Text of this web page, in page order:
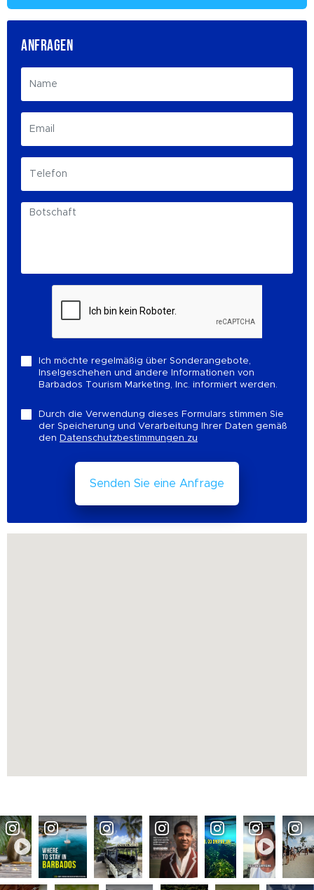
ANFRAGEN
Ich möchte regelmäßig über Sonderangebote,
Inselgeschehen und andere Informationen von
Barbados Tourism Marketing, Inc. informiert werden.
Durch die Verwendung dieses Formulars stimmen Sie
der Speicherung und Verarbeitung Ihrer Daten gemäß
den Datenschutzbestimmungen zu